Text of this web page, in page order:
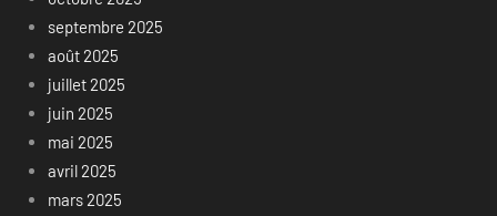
septembre 2025
août 2025
juillet 2025
juin 2025
mai 2025
avril 2025
mars 2025